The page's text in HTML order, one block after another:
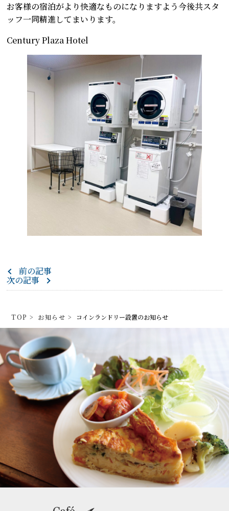
お客様の宿泊がより快適なものになりますよう今後共スタ
ッフ一同精進してまいります。
Century Plaza Hotel
前の記事
次の記事
TOP > お知らせ > コインランドリー設置のお知らせ